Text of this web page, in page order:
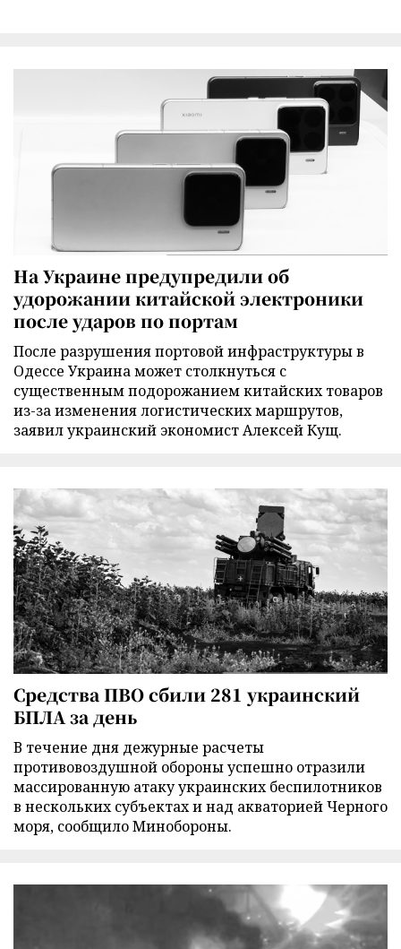
На Украине предупредили об
удорожании китайской электроники
после ударов по портам
После разрушения портовой инфраструктуры в
Одессе Украина может столкнуться с
существенным подорожанием китайских товаров
из-за изменения логистических маршрутов,
заявил украинский экономист Алексей Кущ.
Средства ПВО сбили 281 украинский
БПЛА за день
В течение дня дежурные расчеты
противовоздушной обороны успешно отразили
массированную атаку украинских беспилотников
в нескольких субъектах и над акваторией Черного
моря, сообщило Минобороны.